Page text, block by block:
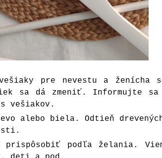
vešiaky pre nevestu a ženícha
sa dá zmeniť. Informujte sa
vešiakov.
alebo biela. Odtieň
prispôsobiť podľa želania.